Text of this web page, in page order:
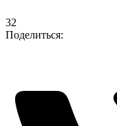
32
Поделиться: